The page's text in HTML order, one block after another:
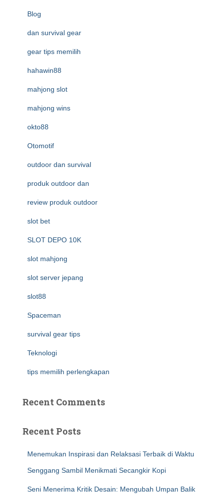
Blog
dan survival gear
gear tips memilih
hahawin88
mahjong slot
mahjong wins
okto88
Otomotif
outdoor dan survival
produk outdoor dan
review produk outdoor
slot bet
SLOT DEPO 10K
slot mahjong
slot server jepang
slot88
Spaceman
survival gear tips
Teknologi
tips memilih perlengkapan
Recent Comments
Recent Posts
Menemukan Inspirasi dan Relaksasi Terbaik di Waktu
Senggang Sambil Menikmati Secangkir Kopi
Seni Menerima Kritik Desain: Mengubah Umpan Balik